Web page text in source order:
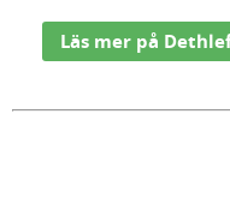
Läs mer på